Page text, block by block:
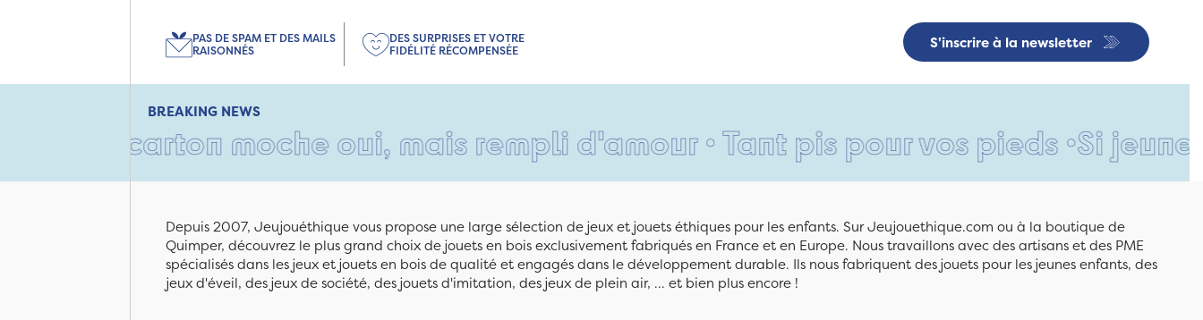
S'inscrire à la newsletter
PAS DE SPAM ET DES MAILS
RAISONNÉS
DES SURPRISES ET VOTRE
FIDÉLITÉ RÉCOMPENSÉE
BREAKING NEWS
carton moche oui, mais rempli d'amour • Tant pis pour vos pieds •Si jeune et
Depuis 2007, Jeujouéthique vous propose une large sélection de jeux et jouets éthiques pour les enfants. Sur Jeujouethique.com ou à la boutique de
Quimper, découvrez le plus grand choix de jouets en bois exclusivement fabriqués en France et en Europe. Nous travaillons avec des artisans et des PME
spécialisés dans les jeux et jouets en bois de qualité et engagés dans le développement durable. Ils nous fabriquent des jouets pour les jeunes enfants, des
jeux d'éveil, des jeux de société, des jouets d'imitation, des jeux de plein air, ... et bien plus encore !